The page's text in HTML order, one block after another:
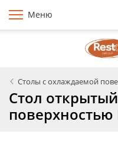
Меню
Столы с охлаждаемой
Стол
поверхностью